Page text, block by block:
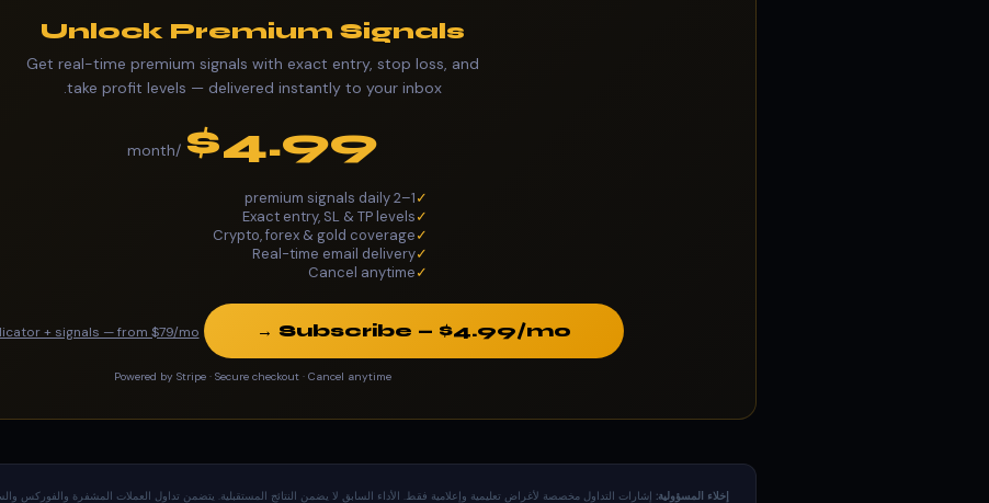
Unlock Premium Signals
Get real-time premium signals with exact entry, stop loss, and
take profit levels — delivered instantly to your inbox.
$4.99
/month
✓
1–2 premium signals daily
✓
Exact entry, SL & TP levels
✓
Crypto, forex & gold coverage
✓
Real-time email delivery
✓
Cancel anytime
Subscribe — $4.99/mo →
+ signals — from $79/mo
Powered by Stripe · Secure checkout · Cancel anytime
إخلاء المسؤولية: إشارات التداول مخصصة لأغراض تعليمية وإعلامية فقط. الأداء السابق لا يضمن النتائج المستقبلية. يتضمن تداول العملات المشفرة والفوركس